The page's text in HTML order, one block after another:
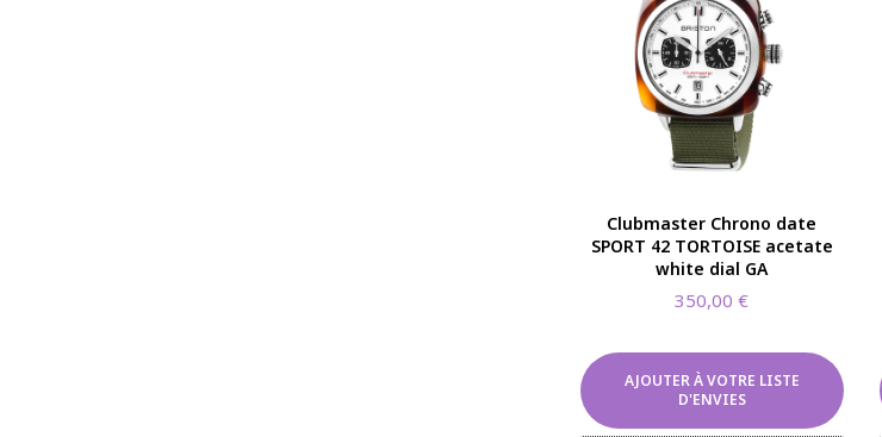
Clubmaster Chrono date
SPORT 42 TORTOISE acetate
white dial GA
350,00€
AJOUTER À VOTRE LISTE
D'ENVIES